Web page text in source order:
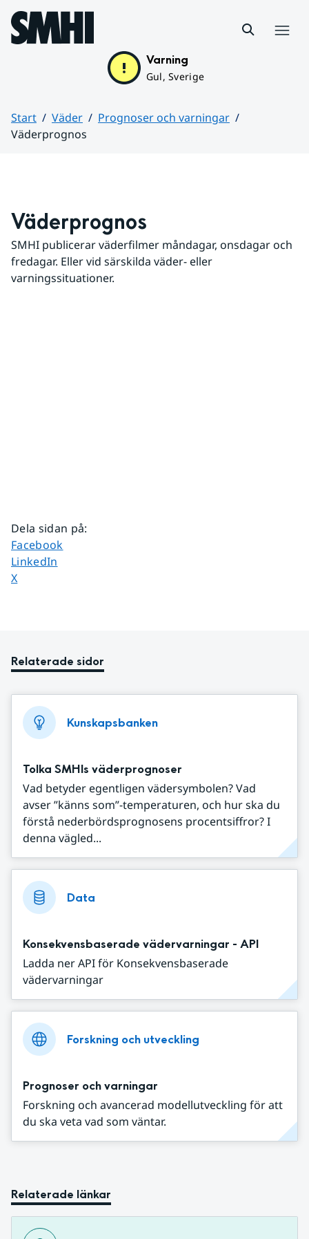
Hoppa till sidans innehåll
Varning
Gul, Sverige
Start Väder
Prognoser och varningar
Väderprognos
Väderprognos
SMHI publicerar väderfilmer måndagar, onsdagar och
fredagar. Eller vid särskilda väder- eller
varningssituationer.
Dela sidan på:
Dela sidan på
Facebook
Dela sidan på
LinkedIn
Dela sidan på
X
Relaterade sidor
Kunskapsbanken
Tolka SMHIs väderprognoser
Vad betyder egentligen vädersymbolen? Vad
avser ”känns som”-temperaturen, och hur ska du
förstå nederbördsprognosens procentsiffror? I
denna vägled...
Data
Konsekvensbaserade vädervarningar - API
Ladda ner API för Konsekvensbaserade
vädervarningar
Forskning och utveckling
Prognoser och varningar
Forskning och avancerad modellutveckling för att
du ska veta vad som väntar.
Relaterade länkar